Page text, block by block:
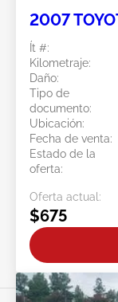
2007
Ít #:
Kilometraje:
Daño:
Tipo de
documento:
Ubicación:
Fecha de venta:
Estado de la
oferta:
Oferta actual:
$675